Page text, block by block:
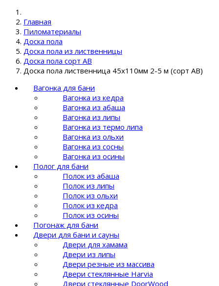
Главная
Пиломатериалы
Доска пола
Доска пола из лиственницы
Доска пола сорт AB
Доска пола лиственница 45х110мм 2-5 м (сорт AB)
Вагонка для бани
Вагонка из кедра
Вагонка из абаша
Вагонка из липы
Вагонка из термо липа
Вагонка из ольхи
Вагонка из сосны
Вагонка из осины
Полог для бани
Полок из абаша
Полок из липы
Полок из ольхи
Полок из кедра
Полок из осины
Погонаж для бани
Двери для бани и сауны
Двери для хамама
Двери из липы
Двери резные из массива
Двери стеклянные Harvia
Двери стеклянные DoorWood